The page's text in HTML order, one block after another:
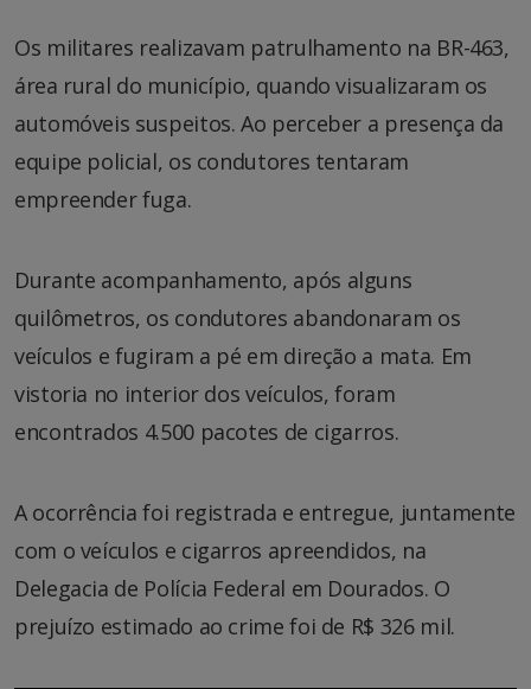
Os militares realizavam patrulhamento na BR-463,
área rural do município, quando visualizaram os
automóveis suspeitos. Ao perceber a presença da
equipe policial, os condutores tentaram
empreender fuga.
Durante acompanhamento, após alguns
quilômetros, os condutores abandonaram os
veículos e fugiram a pé em direção a mata. Em
vistoria no interior dos veículos, foram
encontrados 4.500 pacotes de cigarros.
A ocorrência foi registrada e entregue, juntamente
com o veículos e cigarros apreendidos, na
Delegacia de Polícia Federal em Dourados. O
prejuízo estimado ao crime foi de R$ 326 mil.